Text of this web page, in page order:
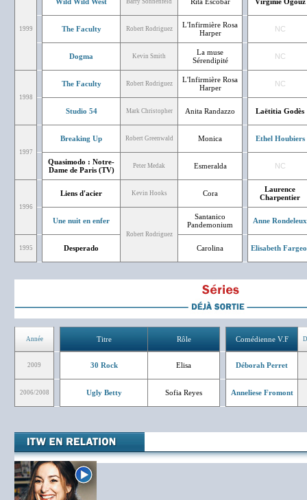
1999
Barry Sonnenfeld
The Faculty Robert Rodriguez
L'Infirmière Rosa
Harper
NC
Dogma Kevin Smith
La muse
Sérendipité
NC
1998
The Faculty Robert Rodriguez
L'Infirmière Rosa
Harper
NC
Studio 54 Mark Christopher Anita Randazzo Laëtitia Godès
1997
Breaking Up Robert Greenwald Monica Ethel Houbiers
Quasimodo : Notre-
Dame de Paris (TV)
Peter Medak Esmeralda NC
1996
Liens d'acier Kevin Hooks Cora
Laurence
Charpentier
Une nuit en enfer
Robert Rodriguez
Santanico
Pandemonium
Anne Rondeleux
1995 Desperado Carolina Elisabeth
Année Titre Rôle Comédienne V.F
2009 30 Rock Elisa Déborah Perret
2006/2008 Ugly Betty Sofia Reyes Anneliese Fromont